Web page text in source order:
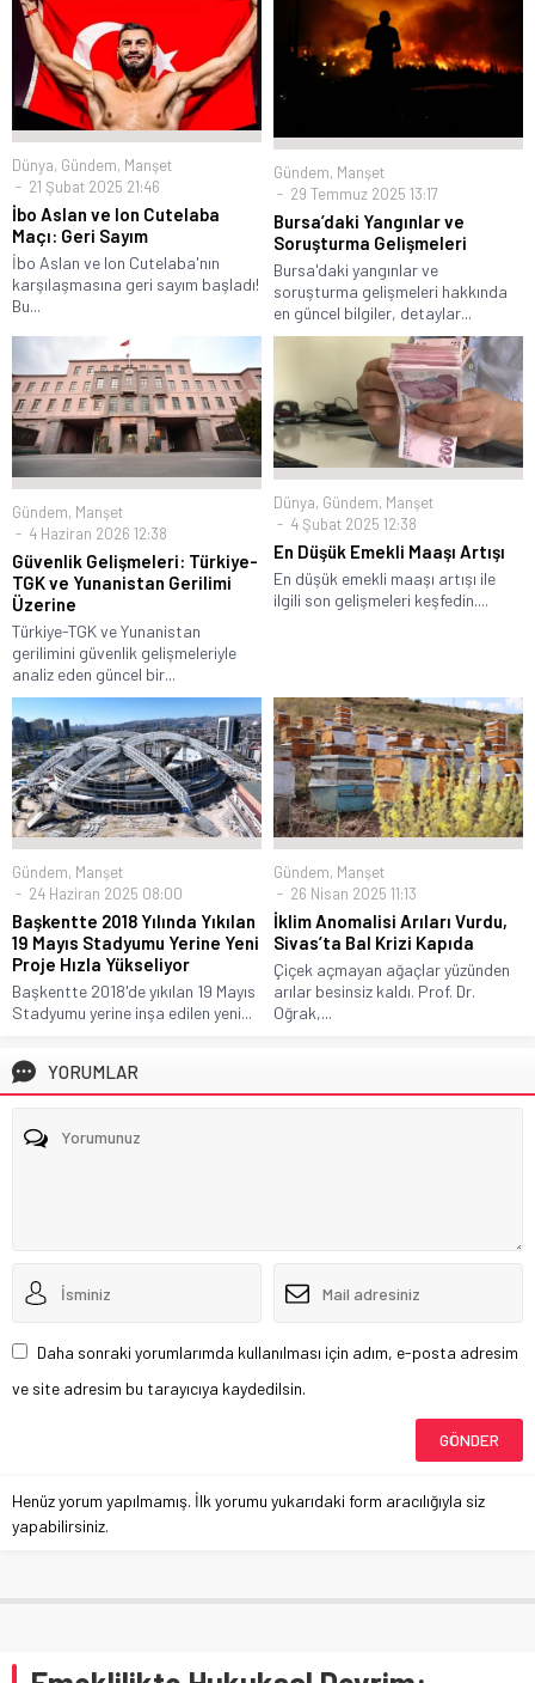
Dünya, Gündem, Manşet
21 Şubat 2025 21:46
İbo Aslan ve Ion Cutelaba
Maçı: Geri Sayım
İbo Aslan ve Ion Cutelaba'nın
karşılaşmasına geri sayım başladı!
Bu...
Gündem, Manşet
29 Temmuz 2025 13:17
Bursa’daki Yangınlar ve
Soruşturma Gelişmeleri
Bursa'daki yangınlar ve
soruşturma gelişmeleri hakkında
en güncel bilgiler, detaylar...
Gündem, Manşet
4 Haziran 2026 12:38
Güvenlik Gelişmeleri: Türkiye-
TGK ve Yunanistan Gerilimi
Üzerine
Türkiye-TGK ve Yunanistan
gerilimini güvenlik gelişmeleriyle
analiz eden güncel bir...
Dünya, Gündem, Manşet
4 Şubat 2025 12:38
En Düşük Emekli Maaşı Artışı
En düşük emekli maaşı artışı ile
ilgili son gelişmeleri keşfedin....
Gündem, Manşet
24 Haziran 2025 08:00
Başkentte 2018 Yılında Yıkılan
19 Mayıs Stadyumu Yerine Yeni
Proje Hızla Yükseliyor
Başkentte 2018'de yıkılan 19 Mayıs
Stadyumu yerine inşa edilen yeni...
Gündem, Manşet
26 Nisan 2025 11:13
İklim Anomalisi Arıları Vurdu,
Sivas’ta Bal Krizi Kapıda
Çiçek açmayan ağaçlar yüzünden
arılar besinsiz kaldı. Prof. Dr.
Oğrak,...
YORUMLAR
Daha sonraki yorumlarımda kullanılması için adım, e-posta adresim
ve site adresim bu tarayıcıya kaydedilsin.
Henüz yorum yapılmamış. İlk yorumu yukarıdaki form aracılığıyla siz
yapabilirsiniz.